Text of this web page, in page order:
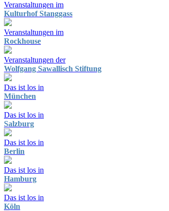
Veranstaltungen im
Kulturhof Stanggass
Veranstaltungen im
Rockhouse
Veranstaltungen der
Wolfgang Sawallisch Stiftung
Das ist los in
München
Das ist los in
Salzburg
Das ist los in
Berlin
Das ist los in
Hamburg
Das ist los in
Köln